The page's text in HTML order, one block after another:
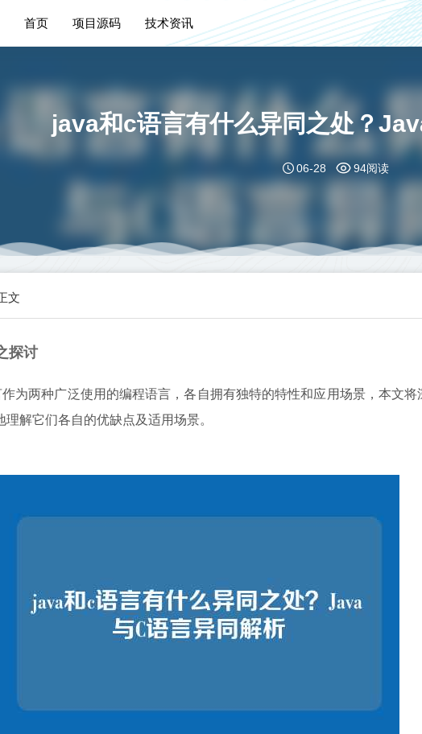
首页 项目源码 技术资讯
java和c语言有什么异同之处？
06-28 94阅读
文
探讨
为两种广泛使用的编程语言，各自拥有独特的特性和应用场景，本文将
解它们各自的优缺点及适用场景。